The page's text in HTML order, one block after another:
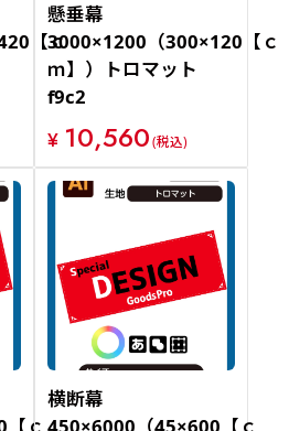
【ｃ
懸垂幕
3000×1200（300×120【ｃ
ｍ】）トロマット
f9c2
¥ 10,560(税込)
横断幕